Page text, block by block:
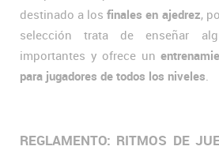
destinado a losfinales en ajedrez,
selección trata de enseñar
importantes y ofrece un
para jugadores de todos los niveles
REGLAMENTO: RITMOS DE